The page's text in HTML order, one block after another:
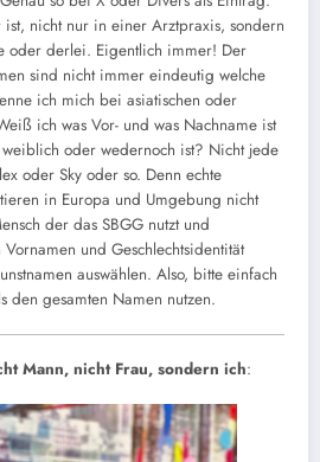
ist, nicht nur in einer Arztpraxis, sondern
oder derlei. Eigentlich immer! Der
sind nicht immer eindeutig welche
ich mich bei asiatischen oder
ich was Vor- und was Nachname ist
oder wedernoch ist? Nicht jede
oder Sky oder so. Denn echte
in Europa und Umgebung nicht
der das SBGG nutzt und
und Geschlechtsidentität
auswählen. Also, bitte einfach
den gesamten Namen nutzen.
Mann, nicht Frau, sondern ich: